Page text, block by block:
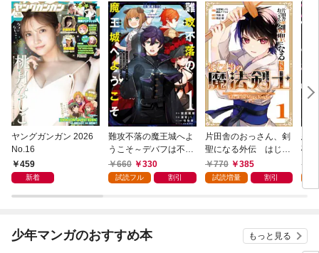
ヤングガンガン 2026
No.16
459
新着
難攻不落の魔王城へよ
うこそ～デバフは不要
と勇者パーティーを追
い出された黒魔導士、
660 330
試読フル 割引
片田舎のおっさん、剣
聖になる外伝 はじま
りの魔法剣士 1巻
770 385
試読増量 割引
悪
破
叩
つ
か
少年マンガのおすすめ本 もっと見る